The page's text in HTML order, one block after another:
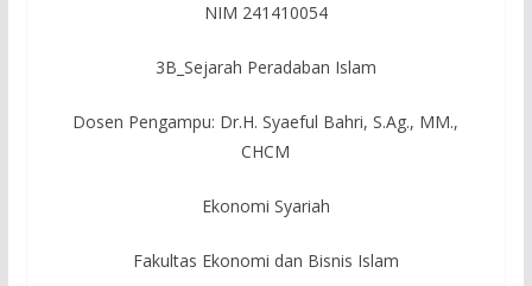
NIM 241410054
3B_Sejarah Peradaban Islam
Dosen Pengampu: Dr.H. Syaeful Bahri, S.Ag., MM.,
CHCM
Ekonomi Syariah
Fakultas Ekonomi dan Bisnis Islam